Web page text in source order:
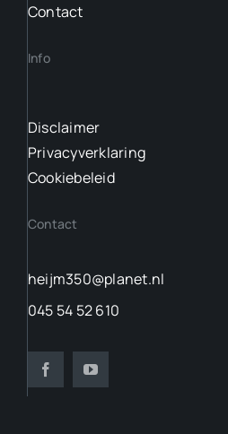
Contact
Info
Disclaimer
Privacyverklaring
Cookiebeleid
Contact
heijm350@planet.nl
045 54 52 610